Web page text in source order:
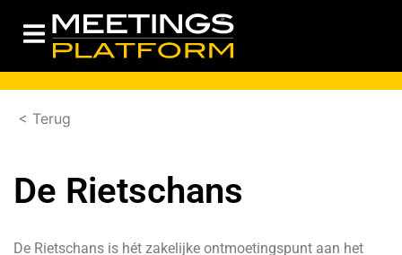
< Terug
De Rietschans
De Rietschans is hét zakelijke ontmoetingspunt aan het